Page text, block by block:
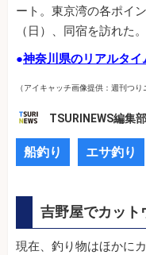
ート。東京湾の各ポイ
（日）、同宿を訪れた。
●神奈川県のリアルタ
（アイキャッチ画像提供：週刊つり
TSURINEWS編集部
船釣り エサ釣り
吉野屋でカット
現在、釣り物はほかに